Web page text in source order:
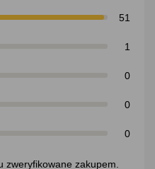
51
1
0
0
0
zakupem.